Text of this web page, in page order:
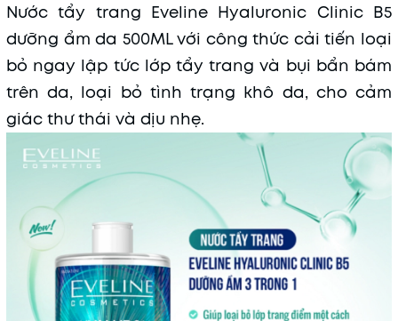
Nước tẩy trang Eveline Hyaluronic Clinic B5
dưỡng ẩm da 500ML với công thức cải tiến loại
bỏ ngay lập tức lớp tẩy trang và bụi bẩn bám
trên da, loại bỏ tình trạng khô da, cho cảm
giác thư thái và dịu nhẹ.